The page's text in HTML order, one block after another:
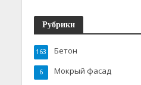
Рубрики
Бетон
163
Мокрый фасад
6